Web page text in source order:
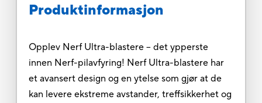
Produktinformasjon
Opplev Nerf Ultra-blastere -- det ypperste
innen Nerf-pilavfyring! Nerf Ultra-blastere har
et avansert design og en ytelse som gjør at de
kan levere ekstreme avstander, treffsikkerhet og